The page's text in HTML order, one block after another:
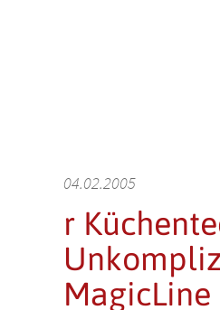
04.02.2005
r
MagicLine